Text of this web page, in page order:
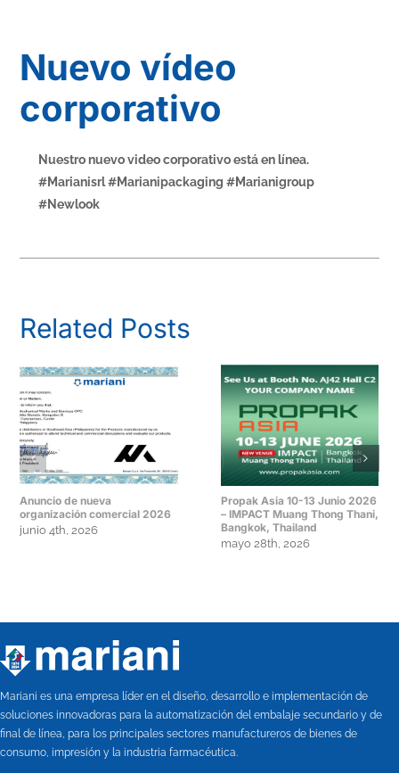
Nuevo vídeo
corporativo
Nuestro nuevo video corporativo está en línea.
#Marianisrl #Marianipackaging #Marianigroup
#Newlook
Related Posts
Anuncio de nueva
organización comercial 2026
junio 4th, 2026
Propak Asia 10-13 Junio 2026
– IMPACT Muang Thong Thani,
Bangkok, Thailand
mayo 28th, 2026
Mariani es una empresa líder en el diseño, desarrollo e implementación de
soluciones innovadoras para la automatización del embalaje secundario y de
final de línea, para los principales sectores manufactureros de bienes de
consumo, impresión y la industria farmacéutica.